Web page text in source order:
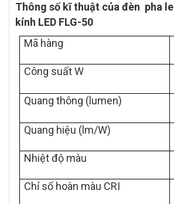
Thông số kĩ thuật của đèn pha
kính LED FLG-50
Mã hàng
Công suất W
Quang thông (lumen)
Quang hiệu (lm/W)
Nhiệt độ màu
Chỉ số hoàn màu CRI